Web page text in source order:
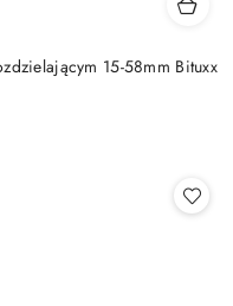
15-58mm Bituxx